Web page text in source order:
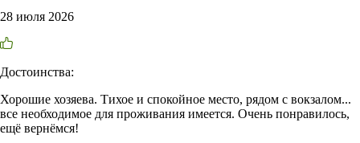
28 июля 2026
Достоинства:
Хорошие хозяева. Тихое и спокойное место, рядом с вокзалом...
все необходимое для проживания имеется. Очень понравилось,
ещё вернёмся!